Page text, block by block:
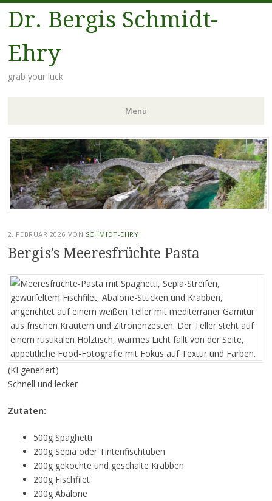
Dr. Bergis Schmidt-
Ehry
grab your luck
Menü
Zum
Inhalt
springen
2. FEBRUAR 2026 VON SCHMIDT-EHRY
Bergis’s Meeresfrüchte Pasta
(KI generiert)
Schnell und lecker
Zutaten:
500g Spaghetti
200g Sepia oder Tintenfischtuben
200g gekochte und geschälte Krabben
200g Fischfilet
200g Abalone